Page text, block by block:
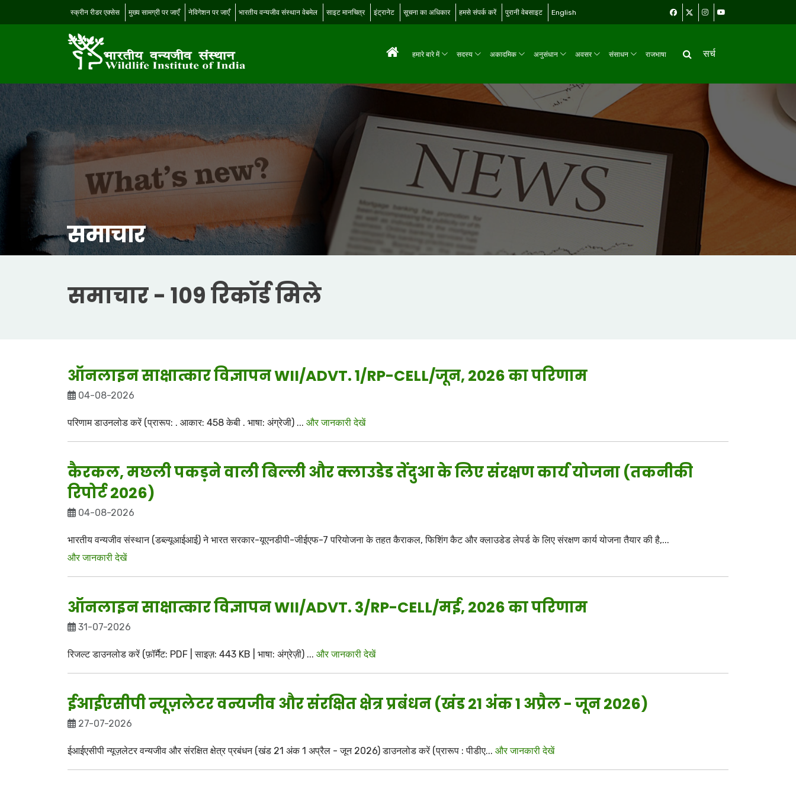
स्क्रीन रीडर एक्सेस मुख्य सामग्री पर जाएँ नेविगेशन पर जाएँ भारतीय वन्यजीव संस्थान वेबमेल साइट मानचित्र इंट्रानेट सूचना का अधिकार हमसे संपर्क करें पुरानी वेबसाइट English
हमारे बारे में सदस्य अकादमिक अनुसंधान अवसर संसाधन राजभाषा सर्च
समाचार
समाचार - 109 रिकॉर्ड मिले
ऑनलाइन साक्षात्कार विज्ञापन WII/ADVT. 1/RP-CELL/जून, 2026 का परिणाम
04-08-2026
परिणाम डाउनलोड करें (प्रारूप: . आकार: 458 केबी . भाषा: अंग्रेजी) ... और जानकारी देखें
कैरकल, मछली पकड़ने वाली बिल्ली और क्लाउडेड तेंदुआ के लिए संरक्षण कार्य योजना (तकनीकी
रिपोर्ट 2026)
04-08-2026
भारतीय वन्यजीव संस्थान (डब्ल्यूआईआई) ने भारत सरकार-यूएनडीपी-जीईएफ-7 परियोजना के तहत कैराकल, फिशिंग कैट और क्लाउडेड लेपर्ड के लिए संरक्षण कार्य योजना तैयार की है,...
और जानकारी देखें
ऑनलाइन साक्षात्कार विज्ञापन WII/ADVT. 3/RP-CELL/मई, 2026 का परिणाम
31-07-2026
रिजल्ट डाउनलोड करें (फ़ॉर्मैट: PDF | साइज़: 443 KB | भाषा: अंग्रेज़ी) ... और जानकारी देखें
ईआईएसीपी न्यूज़लेटर वन्यजीव और संरक्षित क्षेत्र प्रबंधन (खंड 21 अंक 1 अप्रैल - जून 2026)
27-07-2026
ईआईएसीपी न्यूज़लेटर वन्यजीव और संरक्षित क्षेत्र प्रबंधन (खंड 21 अंक 1 अप्रैल - जून 2026) डाउनलोड करें (प्रारूप : पीडीए... और जानकारी देखें